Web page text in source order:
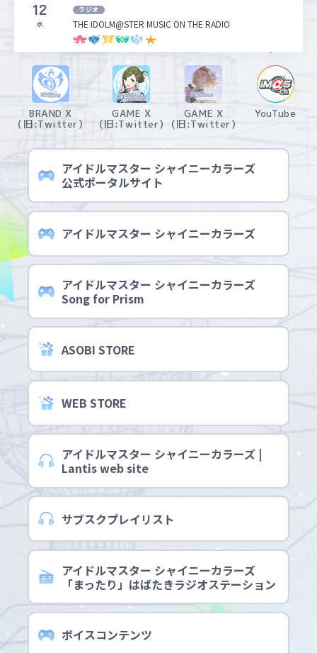
12
水
ラジオ
THE IDOLM@STER MUSIC ON THE RADIO
BRAND X
（旧:Twitter）
GAME X
（旧:Twitter）
GAME X
（旧:Twitter）
YouTube
アイドルマスター シャイニーカラーズ
公式ポータルサイト
アイドルマスター シャイニーカラーズ
アイドルマスター シャイニーカラーズ
Song for Prism
ASOBI STORE
WEB STORE
アイドルマスター シャイニーカラーズ |
Lantis web site
サブスクプレイリスト
アイドルマスター シャイニーカラーズ
「まったり」はばたきラジオステーション
ボイスコンテンツ